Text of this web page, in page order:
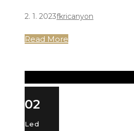
2. 1. 2023fkricanyon
Read More
02
Led